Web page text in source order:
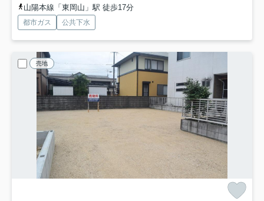
山陽本線「東岡山」駅 徒歩17分
都市ガス 公共下水
売地